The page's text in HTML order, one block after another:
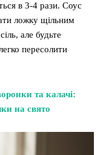
в 3-4 рази. Соус
ложку щільним
але будьте
пересолити
та калачі:
на свято